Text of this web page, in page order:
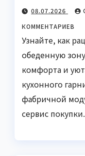
08.07.2026
КОММЕНТАРИЕВ
Узнайте, как
обеденную
комфорта и
кухонного
фабричной
сервис покупки.